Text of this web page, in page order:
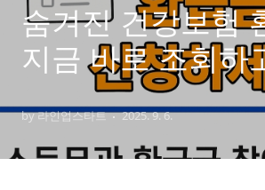
숨겨진 건강보험
지금 바로 조회하
하세요!
by 라인업스타트 2025. 9. 6.